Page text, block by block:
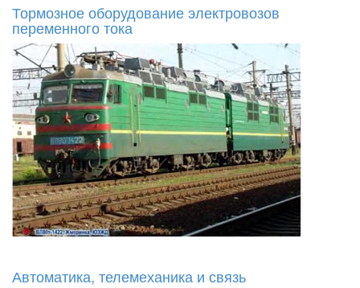
Тормозное оборудование электровозов
переменного тока
Автоматика, телемеханика и связь